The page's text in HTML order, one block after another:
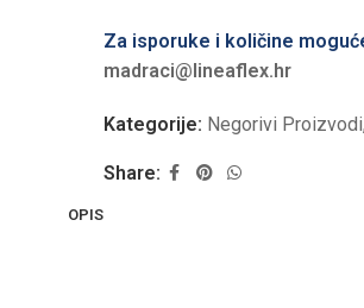
Za isporuke i količine
madraci@lineaflex.hr
Kategorije: Negorivi Proizvodi,
Share:
OPIS